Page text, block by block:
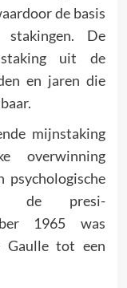
de basis
stakingen. De
uit de
en jaren die
mijnstaking
overwinning
psychologische
In de presi­
1965 was
Gaulle tot een